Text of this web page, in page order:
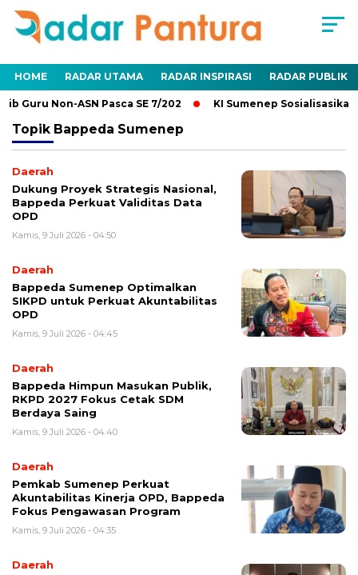
HOME RADAR UTAMA RADAR INSPIRASI RADAR PUBLIK
Non-ASN Pasca SE 7/202 KI Sumenep Sosialisasikan
Topik Bappeda Sumenep
Daerah
Dukung Proyek Strategis Nasional,
Bappeda Perkuat Validitas Data
OPD
Kamis, 9 Juli 2026 - 04:50
Daerah
Bappeda Sumenep Optimalkan
SIKPD untuk Perkuat Akuntabilitas
OPD
Kamis, 9 Juli 2026 - 04:45
Daerah
Bappeda Himpun Masukan Publik,
RKPD 2027 Fokus Cetak SDM
Berdaya Saing
Kamis, 9 Juli 2026 - 04:40
Daerah
Pemkab Sumenep Perkuat
Akuntabilitas Kinerja OPD, Bappeda
Fokus Pengawasan Program
Kamis, 9 Juli 2026 - 04:35
Daerah